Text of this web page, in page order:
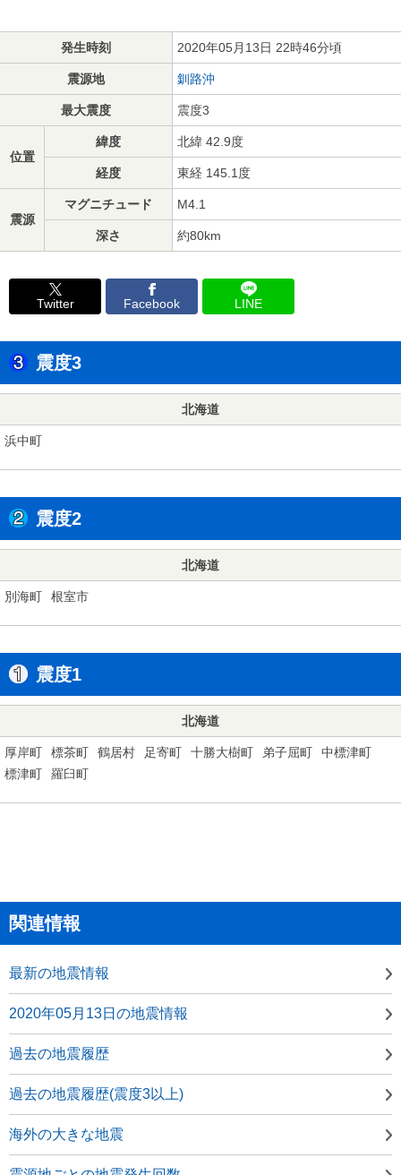
発生時刻 2020年05月13日 22時46分頃
震源地 釧路沖
最大震度 震度3
位置
緯度 北緯 42.9度
経度 東経 145.1度
震源
マグニチュード M4.1
深さ 約80km
Twitter Facebook LINE
震度3
北海道
浜中町
震度2
北海道
別海町 根室市
震度1
北海道
厚岸町 標茶町 鶴居村 足寄町 十勝大樹町 弟子屈町
中標津町
標津町
羅臼町
関連情報
最新の地震情報
2020年05月13日の地震情報
過去の地震履歴
過去の地震履歴(震度3以上)
海外の大きな地震